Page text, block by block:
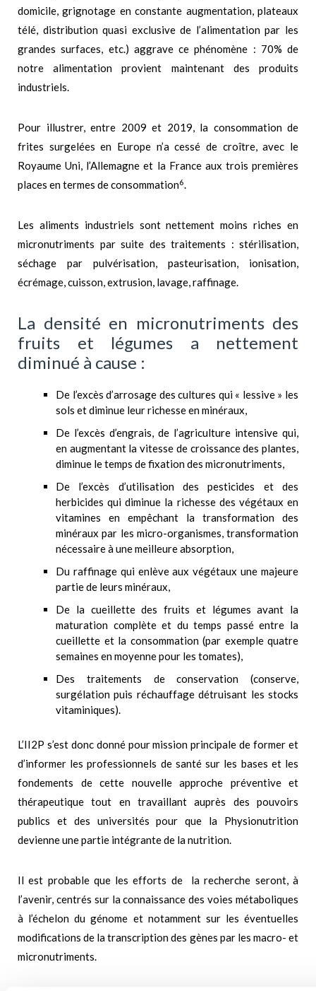
domicile, grignotage en constante augmentation, plateaux
télé, distribution quasi exclusive de l’alimentation par les
grandes surfaces, etc.) aggrave ce phénomène : 70% de
notre alimentation provient maintenant des produits
industriels.
Pour illustrer, entre 2009 et 2019, la consommation de
frites surgelées en Europe n’a cessé de croître, avec le
Royaume Uni, l’Allemagne et la France aux trois premières
places en termes de consommation6.
Les aliments industriels sont nettement moins riches en
micronutriments par suite des traitements : stérilisation,
séchage par pulvérisation, pasteurisation, ionisation,
écrémage, cuisson, extrusion, lavage, raffinage.
La densité en micronutriments des
fruits et légumes a nettement
diminué à cause :
De l’excès d’arrosage des cultures qui « lessive » les
sols et diminue leur richesse en minéraux,
De l’excès d’engrais, de l’agriculture intensive qui,
en augmentant la vitesse de croissance des plantes,
diminue le temps de fixation des micronutriments,
De l’excès d’utilisation des pesticides et des
herbicides qui diminue la richesse des végétaux en
vitamines en empêchant la transformation des
minéraux par les micro-organismes, transformation
nécessaire à une meilleure absorption,
Du raffinage qui enlève aux végétaux une majeure
partie de leurs minéraux,
De la cueillette des fruits et légumes avant la
maturation complète et du temps passé entre la
cueillette et la consommation (par exemple quatre
semaines en moyenne pour les tomates),
Des traitements de conservation (conserve,
surgélation puis réchauffage détruisant les stocks
vitaminiques).
L’II2P s’est donc donné pour mission principale de former et
d’informer les professionnels de santé sur les bases et les
fondements de cette nouvelle approche préventive et
thérapeutique tout en travaillant auprès des pouvoirs
publics et des universités pour que la Physionutrition
devienne une partie intégrante de la nutrition.
Il est probable que les efforts de la recherche seront, à
l’avenir, centrés sur la connaissance des voies métaboliques
à l’échelon du génome et notamment sur les éventuelles
modifications de la transcription des gènes par les macro- et
micronutriments.